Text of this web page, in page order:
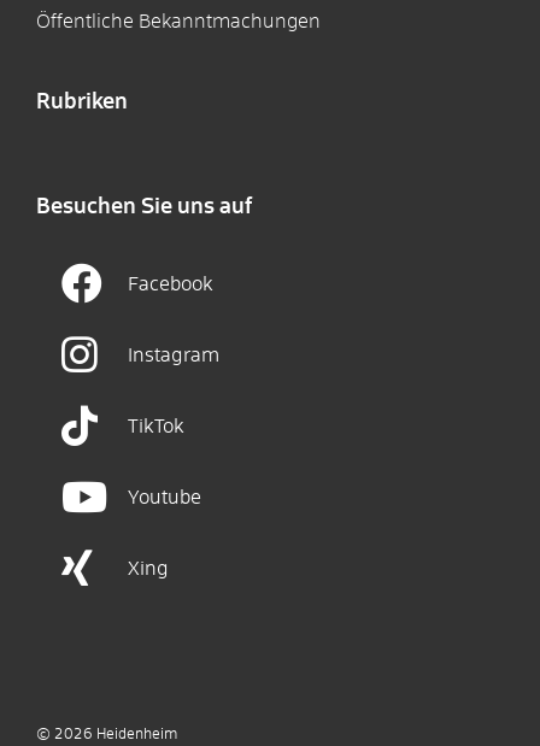
Öffentliche Bekanntmachungen
Rubriken
Besuchen Sie uns auf
Facebook
Instagram
TikTok
Youtube
Xing
© 2026 Heidenheim